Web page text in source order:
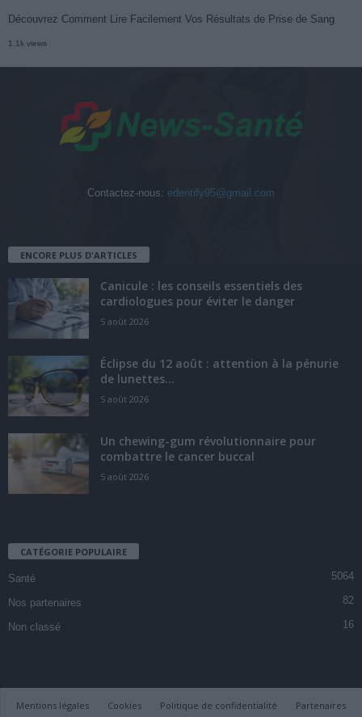
Découvrez Comment Lire Facilement Vos Résultats de Prise de Sang
1.1k views
Contactez-nous: edentify95@gmail.com
ENCORE PLUS D'ARTICLES
Canicule : les conseils essentiels des
cardiologues pour éviter le danger
5 août 2026
Éclipse du 12 août : attention à la pénurie
de lunettes...
5 août 2026
Un chewing-gum révolutionnaire pour
combattre le cancer buccal
5 août 2026
CATÉGORIE POPULAIRE
Santé 5064
Nos partenaires 82
Non classé 16
Mentions légales Cookies Politique de confidentialité Partenaires